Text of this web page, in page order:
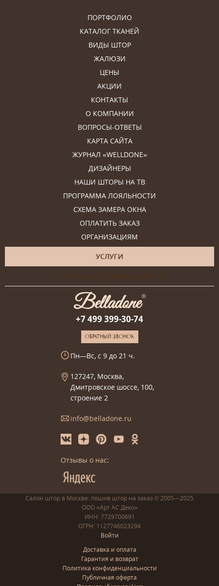
ПОРТФОЛИО
КАТАЛОГ ТКАНЕЙ
ВИДЫ ШТОР
ЖАЛЮЗИ
ЦЕНЫ
АКЦИИ
КОНТАКТЫ
О КОМПАНИИ
ВОПРОСЫ-ОТВЕТЫ
КАРТА САЙТА
ЖУРНАЛ «WELLDONE»
ДИЗАЙНЕРЫ
НАШИ ШТОРЫ НА ТВ
ПРОГРАММА ЛОЯЛЬНОСТИ
СХЕМА ЗАМЕРА ОКНА
ОПЛАТИТЬ ЗАКАЗ
ОРГАНИЗАЦИЯМ
УСЛУГИ
Онлайн-консультация дизайнера
+7 499 399-30-74
ОБРАТНЫЙ ЗВОНОК
Пн—Вс, с 9 до 21 ч.
127247, Москва,
Дмитровское шоссе, 100,
строение 2
info@belladone.ru
Отзывы о нас:
Салон штор в Москве: пошив штор на заказ © 2005—2025
ООО «Арт АС Деко»
ИНН: 7729700691
ОГРН: 1127746023294
Войти
Доставка и оплата
Гарантия и возврат
Политика конфиденциальности
Публичная оферта